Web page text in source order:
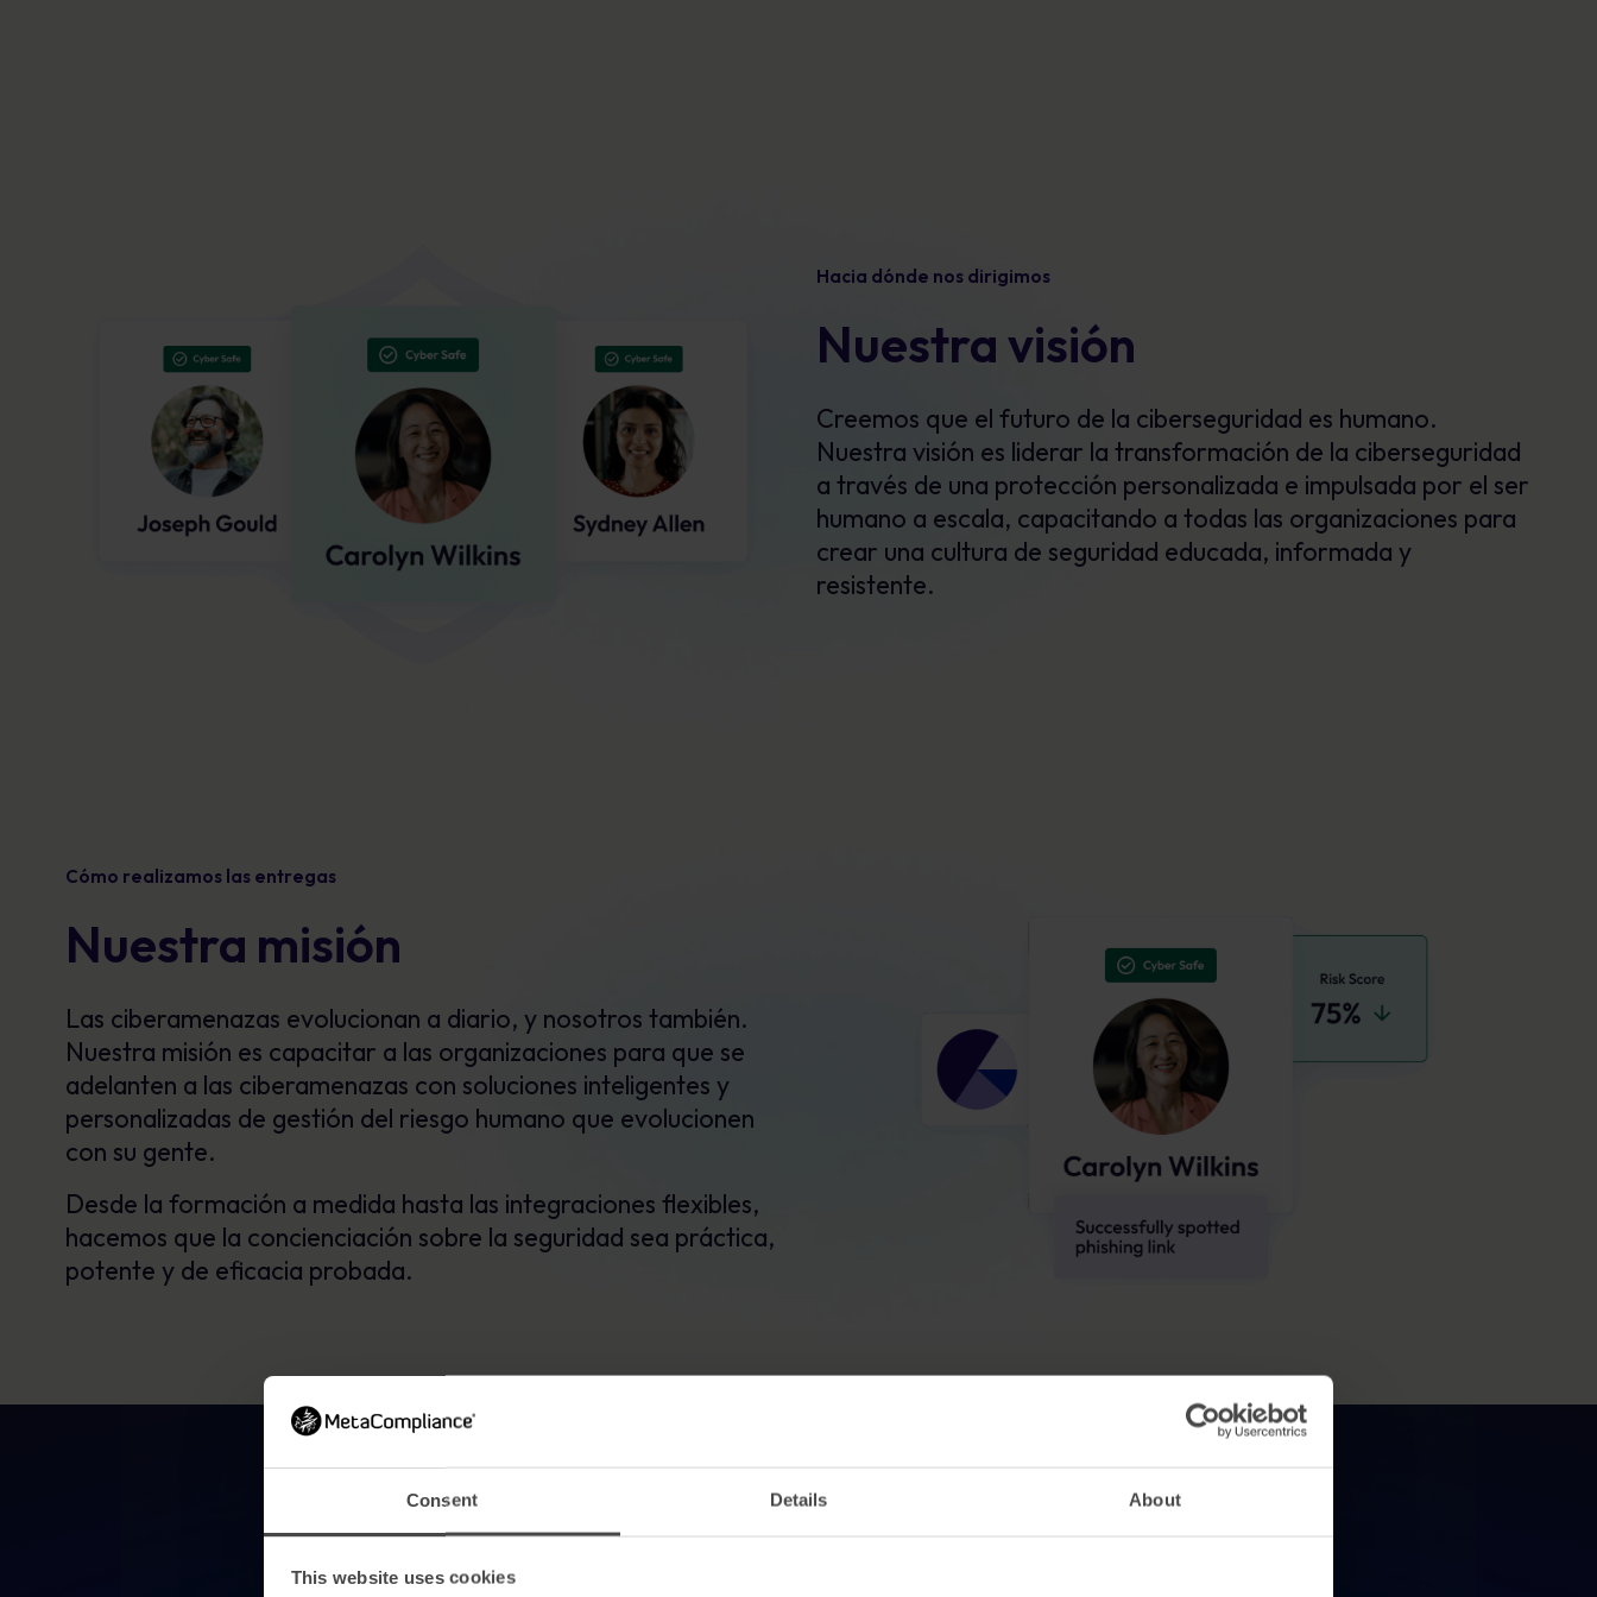
Consent Details About
This website uses cookies
Hacia dónde nos dirigimos
Nuestra visión
Creemos que el futuro de la ciberseguridad es humano.
Nuestra visión es liderar la transformación de la ciberseguridad
a través de una protección personalizada e impulsada por el ser
humano a escala, capacitando a todas las organizaciones para
crear una cultura de seguridad educada, informada y
resistente.
Cómo realizamos las entregas
Nuestra misión
Las ciberamenazas evolucionan a diario, y nosotros también.
Nuestra misión es capacitar a las organizaciones para que se
adelanten a las ciberamenazas con soluciones inteligentes y
personalizadas de gestión del riesgo humano que evolucionen
con su gente.
Desde la formación a medida hasta las integraciones flexibles,
hacemos que la concienciación sobre la seguridad sea práctica,
potente y de eficacia probada.
Lo que nos mueve